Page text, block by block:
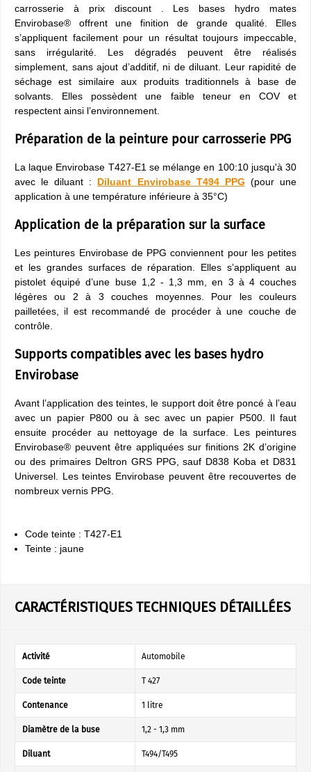
carrosserie à prix discount . Les bases hydro mates
Envirobase® offrent une finition de grande qualité. Elles
s’appliquent facilement pour un résultat toujours impeccable,
sans irrégularité. Les dégradés peuvent être réalisés
simplement, sans ajout d’additif, ni de diluant. Leur rapidité de
séchage est similaire aux produits traditionnels à base de
solvants. Elles possèdent une faible teneur en COV et
respectent ainsi l’environnement.
Préparation de la peinture pour carrosserie PPG
La laque Envirobase T427-E1 se mélange en 100:10 jusqu'à 30
avec le diluant : Diluant Envirobase T494 PPG (pour une
application à une température inférieure à 35°C)
Application de la préparation sur la surface
Les peintures Envirobase de PPG conviennent pour les petites
et les grandes surfaces de réparation. Elles s’appliquent au
pistolet équipé d’une buse 1,2 - 1,3 mm, en 3 à 4 couches
légères ou 2 à 3 couches moyennes. Pour les couleurs
pailletées, il est recommandé de procéder à une couche de
contrôle.
Supports compatibles avec les bases hydro
Envirobase
Avant l’application des teintes, le support doit être poncé à l’eau
avec un papier P800 ou à sec avec un papier P500. Il faut
ensuite procéder au nettoyage de la surface. Les peintures
Envirobase® peuvent être appliquées sur finitions 2K d’origine
ou des primaires Deltron GRS PPG, sauf D838 Koba et D831
Universel. Les teintes Envirobase peuvent être recouvertes de
nombreux vernis PPG.
Code teinte : T427-E1
Teinte : jaune
CARACTÉRISTIQUES TECHNIQUES DÉTAILLÉES
Activité Automobile
Code teinte T 427
Contenance 1 litre
Diamètre de la buse 1,2 - 1,3 mm
Diluant T494/T495